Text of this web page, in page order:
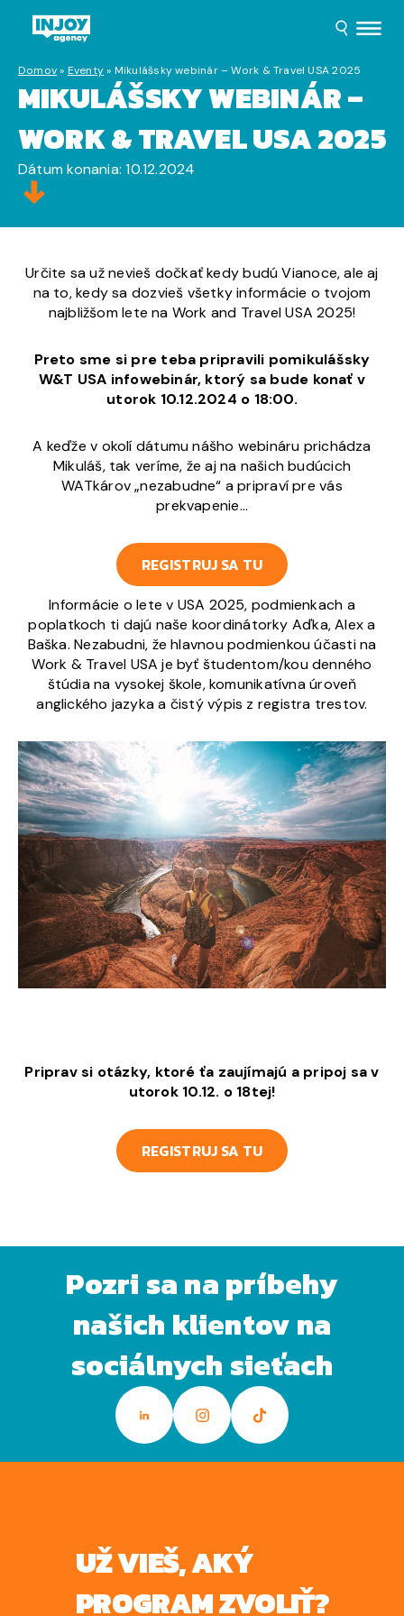
Domov» Eventy» Mikulášsky webinár – Work & Travel USA 2025
MIKULÁŠSKY WEBINÁR –
WORK & TRAVEL USA 2025
Dátum konania: 10.12.2024
Určite sa už nevieš dočkať kedy budú Vianoce, ale aj
na to, kedy sa dozvieš všetky informácie o tvojom
najbližšom lete na Work and Travel USA 2025!
Preto sme si pre teba pripravili pomikulášsky
W&T USA infowebinár, ktorý sa bude konať v
utorok 10.12.2024 o 18:00.
A keďže v okolí dátumu nášho webináru prichádza
Mikuláš, tak veríme, že aj na našich budúcich
WATkárov „nezabudne“ a pripraví pre vás
prekvapenie…
REGISTRUJ SA TU
Informácie o lete v USA 2025, podmienkach a
poplatkoch ti dajú naše koordinátorky Aďka, Alex a
Baška. Nezabudni, že hlavnou podmienkou účasti na
Work & Travel USA je byť študentom/kou denného
štúdia na vysokej škole, komunikatívna úroveň
anglického jazyka a čistý výpis z registra trestov.
Priprav si otázky, ktoré ťa zaujímajú a pripoj sa v
utorok 10.12. o 18tej!
REGISTRUJ SA TU
Pozri sa na príbehy
našich klientov na
sociálnych sieťach
UŽ VIEŠ, AKÝ
PROGRAM ZVOLIŤ?